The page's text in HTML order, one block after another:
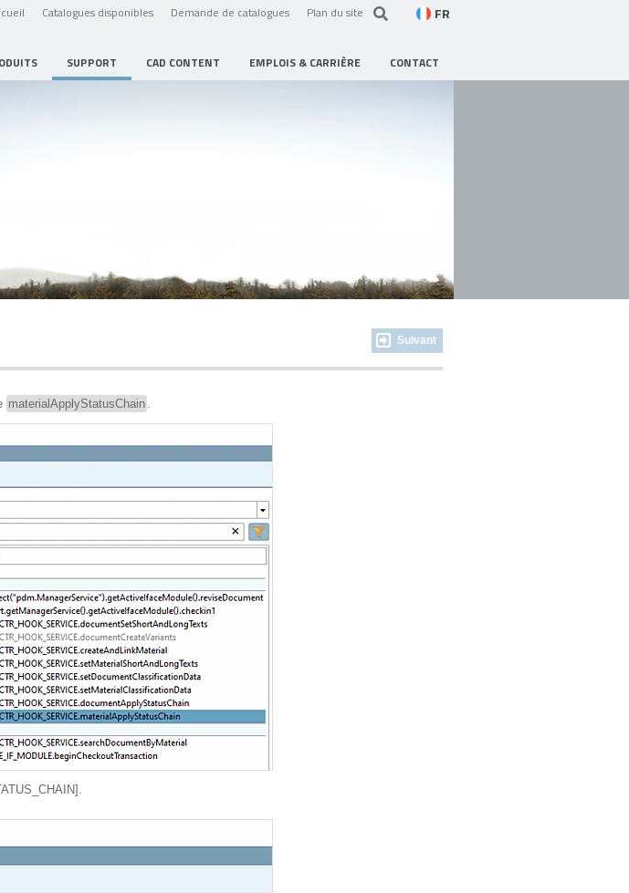
Catalogues disponibles Demande de catalogues Plan du site FR
SUPPORT CAD CONTENT EMPLOIS & CARRIÈRE CONTACT
Suivant
materialApplyStatusChain .